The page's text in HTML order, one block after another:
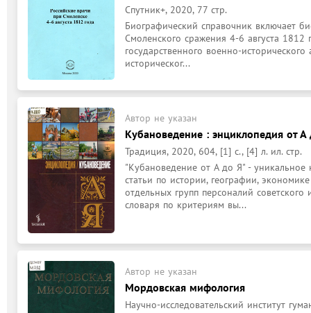
Спутник+, 2020, 77 стр.
Биографический справочник включает
Смоленского сражения 4-6 августа 1812
государственного военно-
историческог...
Автор не указан
Кубановедение : энциклопедия от А
Традиция, 2020, 604, [1] с., [4] л. ил. стр.
"Кубановедение от А до Я" - уникальное
статьи по истории, географии,
отдельных групп персоналий
словаря по критериям вы...
Автор не указан
Мордовская мифология
Научно-исследовательский институт